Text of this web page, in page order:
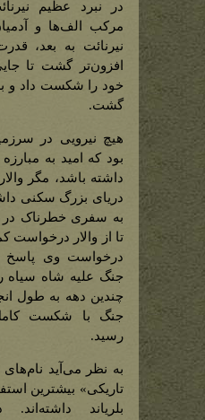
در نبرد عظیم
مرکب الف‌ها و
نیرنائت به بعد،
افزون‌تر گشت تا
خود را شکست داد و
گشت.
هیچ نیرویی در
بود که امید به
داشته باشد، مگر
دریای بزرگ سکنی
به سفری خطرناک
تا از والار درخواست
درخواست وی پاسخ
جنگ علیه شاه سیاه
چندین دهه به طول
جنگ با شکست
رسید.
به نظر می‌آید
تاریکی» بیشترین
بلریاند